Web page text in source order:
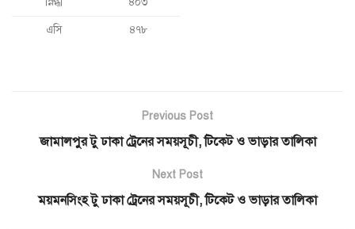
এসি ৪৭৮
Previous Post
জামালপুর টু ঢাকা ট্রেনের সময়সূচী, টিকেট ও ভাড়ার তালিকা
Next Post
ময়মনসিংহ টু ঢাকা ট্রেনের সময়সূচী, টিকেট ও ভাড়ার তালিকা